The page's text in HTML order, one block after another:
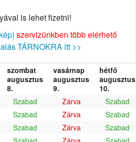
is lehet fizetni!
szervizünkben több elérhető
TÁRNOKRA itt >>
szombat
augusztus
8.
vasárnap
augusztus
9.
hétfő
augusztus
10.
Szabad Zárva
Szabad
Szabad Zárva
Szabad
Szabad Zárva
Szabad